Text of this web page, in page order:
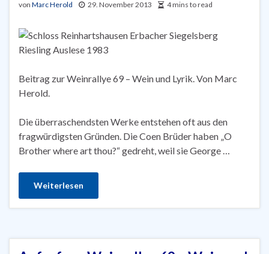
von Marc Herold 29. November 2013 4 mins to read
Beitrag zur Weinrallye 69 – Wein und Lyrik. Von Marc
Herold.
Die überraschendsten Werke entstehen oft aus den
fragwürdigsten Gründen. Die Coen Brüder haben „O
Brother where art thou?“ gedreht, weil sie George …
Weiterlesen